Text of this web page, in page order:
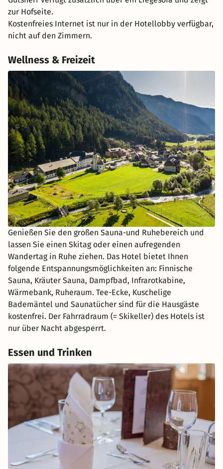
zur Hofseite.
Kostenfreies Internet ist nur in der Hotellobby verfügbar,
nicht auf den Zimmern.
Wellness & Freizeit
Genießen Sie den großen Sauna-und Ruhebereich und
lassen Sie einen Skitag oder einen aufregenden
Wandertag in Ruhe ziehen. Das Hotel bietet Ihnen
folgende Entspannungsmöglichkeiten an: Finnische
Sauna, Kräuter Sauna, Dampfbad, Infrarotkabine,
Wärmebank, Ruheraum. Tee-Ecke, Kuschelige
Bademäntel und Saunatücher sind für die Hausgäste
kostenfrei. Der Fahrradraum (= Skikeller) des Hotels ist
nur über Nacht abgesperrt.
Essen und Trinken